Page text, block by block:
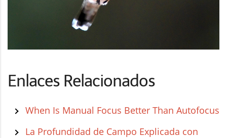
Enlaces Relacionados
When Is Manual Focus Better Than Autofocus
La Profundidad de Campo Explicada con